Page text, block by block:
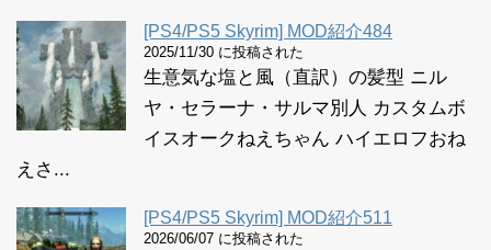
[PS4/PS5 Skyrim] MOD紹介484
2025/11/30 に投稿された
生意気な塩と風（直訳）の髪型 ニル
ヤ・セラーナ・サルマ別人 カスタムボ
イスオークねえちゃん ハイエロフおね
えさ...
[PS4/PS5 Skyrim] MOD紹介511
2026/06/07 に投稿された